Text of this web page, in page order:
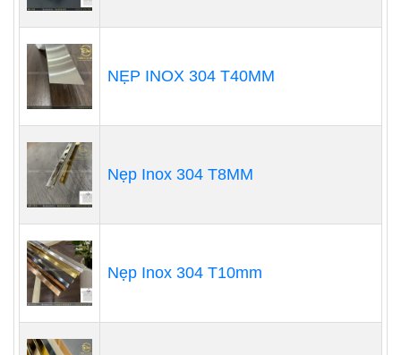
NẸP INOX 304 T40MM
Nẹp Inox 304 T8MM
Nẹp Inox 304 T10mm